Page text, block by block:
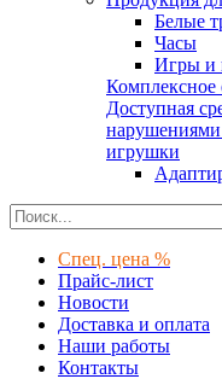
Белые
Часы
Игры и
Комплексное
Доступная
нарушениями
игрушки
Спец. цена %
Прайс-лист
Новости
Доставка и оплата
Наши работы
Контакты